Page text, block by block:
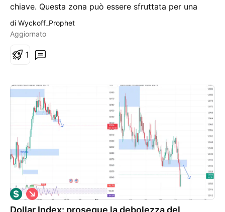
chiave. Questa zona può essere sfruttata per una
ripartenza, cioè è il punto in cui mi aspetto, se
confermato, una ripartenza della forza del dollaro. Al
chiusura decisa, può portare ad un ulteriore affondo
di Wyckoff_Prophet
Aggiornato
1
Dollar Index: prosegue la debolezza del
S
h
o